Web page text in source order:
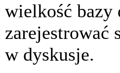
wielkość bazy
zarejestrować
w dyskusje.